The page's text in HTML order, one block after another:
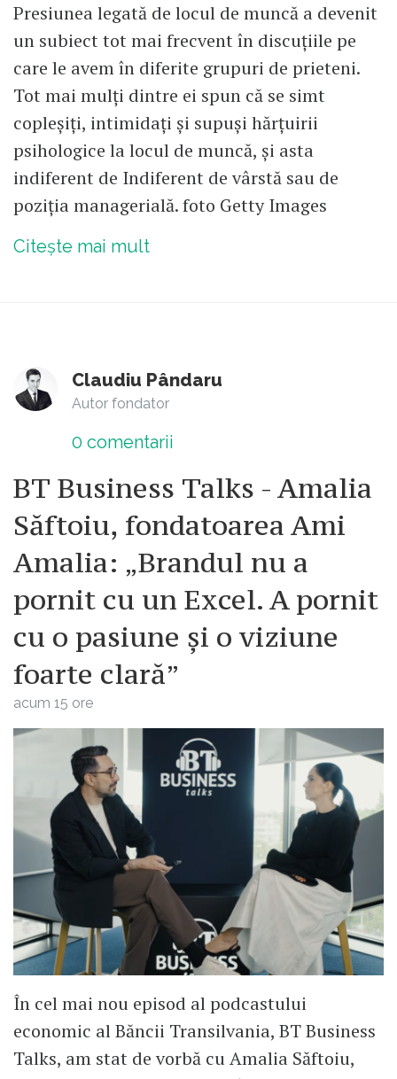
Presiunea legată de locul de muncă a devenit
un subiect tot mai frecvent în discuțiile pe
care le avem în diferite grupuri de prieteni.
Tot mai mulți dintre ei spun că se simt
copleșiți, intimidați și supuși hărțuirii
psihologice la locul de muncă, și asta
indiferent de Indiferent de vârstă sau de
poziția managerială. foto Getty Images
Citește mai mult
Claudiu Pândaru
Autor fondator
0 comentarii
BT Business Talks - Amalia
Săftoiu, fondatoarea Ami
Amalia: „Brandul nu a
pornit cu un Excel. A pornit
cu o pasiune și o viziune
foarte clară”
acum 15 ore
În cel mai nou episod al podcastului
economic al Băncii Transilvania, BT Business
Talks, am stat de vorbă cu Amalia Săftoiu,